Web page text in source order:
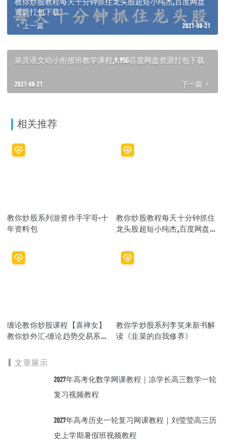
资源打包下载
上一篇 2021-08-21
泉灵语文幼小衔接班教学课程,9.95G百度网盘资源打包下载
2021-08-21 下一篇
相关推荐
教你炒股系列游资作手宇哥·十
年资料包
教你炒股教程每天十分钟抓住
龙头股超短小纯杰,百度网盘资
缠论教你炒股课程【喜禅女】
教你炒外汇-缠论趋势交易系
教你学炒股系列李笑来新书解
读《韭菜的自我修养》
文章展示
2027年高考化数学网课教程｜凉学长高三数学一轮
复习视频教程
2027年高考历史一轮复习网课教程｜刘莹莹高三历
史上学期暑假班视频教程